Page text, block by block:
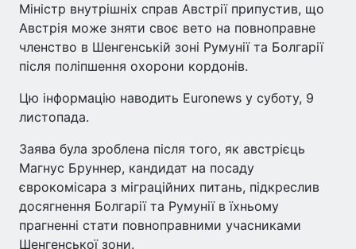
Міністр внутрішніх справ Австрії припустив, що
Австрія може зняти своє вето на повноправне
членство в Шенгенській зоні Румунії та Болгарії
після поліпшення охорони кордонів.
Цю інформацію наводить Euronews у суботу, 9
листопада.
Заява була зроблена після того, як австрієць
Магнус Бруннер, кандидат на посаду
єврокомісара з міграційних питань, підкреслив
досягнення Болгарії та Румунії в їхньому
прагненні стати повноправними учасниками
Шенгенської зони.